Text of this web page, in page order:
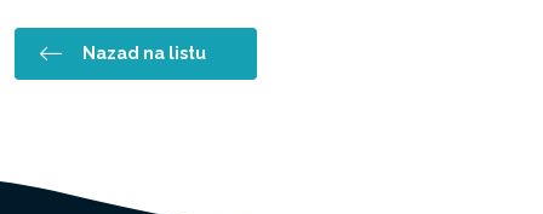
Nazad na listu